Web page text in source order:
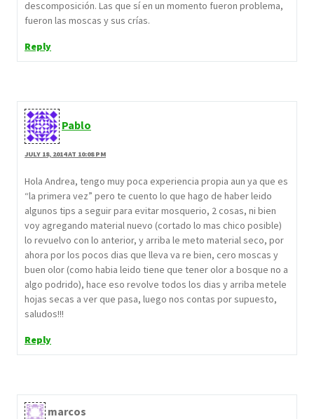
descomposición. Las que sí en un momento fueron problema,
fueron las moscas y sus crías.
Reply
Pablo
JULY 18, 2014 AT 10:08 PM
Hola Andrea, tengo muy poca experiencia propia aun ya que es
“la primera vez” pero te cuento lo que hago de haber leido
algunos tips a seguir para evitar mosquerio, 2 cosas, ni bien
voy agregando material nuevo (cortado lo mas chico posible)
lo revuelvo con lo anterior, y arriba le meto material seco, por
ahora por los pocos dias que lleva va re bien, cero moscas y
buen olor (como habia leido tiene que tener olor a bosque no a
algo podrido), hace eso revolve todos los dias y arriba metele
hojas secas a ver que pasa, luego nos contas por supuesto,
saludos!!!
Reply
marcos